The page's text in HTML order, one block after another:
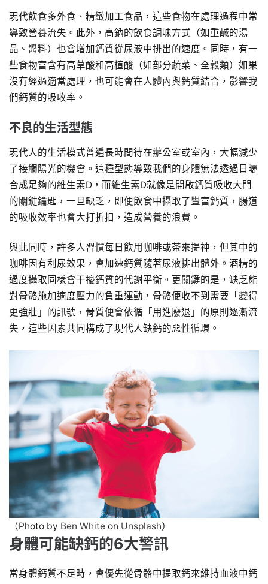
現代飲食多外食、精緻加工食品，這些食物在處理過程中常
導致營養流失。此外，高鈉的飲食調味方式（如重鹹的湯
品、醬料）也會增加鈣質從尿液中排出的速度。同時，有一
些食物富含有高草酸和高植酸（如部分蔬菜、全穀類）如果
沒有經過適當處理，也可能會在人體內與鈣質結合，影響我
們鈣質的吸收率。
不良的生活型態
現代人的生活模式普遍長時間待在辦公室或室內，大幅減少
了接觸陽光的機會。這種型態導致我們的身體無法透過日曬
合成足夠的維生素D，而維生素D就像是開啟鈣質吸收大門
的關鍵鑰匙，一旦缺乏，即便飲食中攝取了豐富鈣質，腸道
的吸收效率也會大打折扣，造成營養的浪費。
與此同時，許多人習慣每日飲用咖啡或茶來提神，但其中的
咖啡因有利尿效果，會加速鈣質隨著尿液排出體外。酒精的
過度攝取同樣會干擾鈣質的代謝平衡。更關鍵的是，缺乏能
對骨骼施加適度壓力的負重運動，骨骼便收不到需要「變得
更強壯」的訊號，骨質便會依循「用進廢退」的原則逐漸流
失，這些因素共同構成了現代人缺鈣的惡性循環。
（Photo by Ben White on Unsplash）
身體可能缺鈣的6大警訊
當身體鈣質不足時，會優先從骨骼中提取鈣來維持血液中鈣